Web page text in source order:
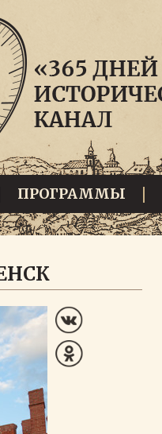
ПРОГРАММЫ